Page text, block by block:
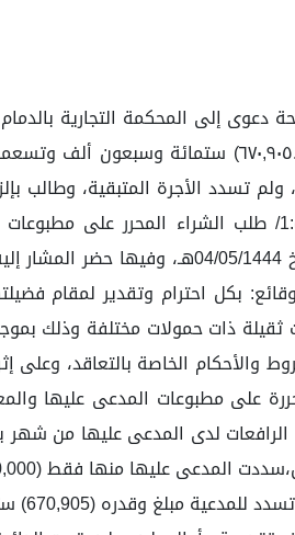
على أن تؤجر المدعية للمدعى عليها رافعات ثقيلة،
مشفوعة ببطاقات عمل المعدات،وقد عقدت
الشراء كافة الشروط والأحكام الخاصة
ألف